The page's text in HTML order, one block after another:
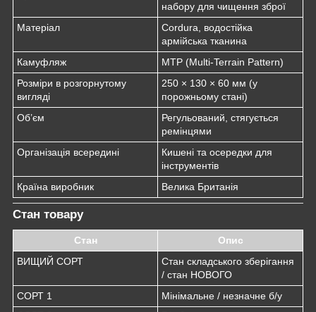
набору для чищення зброї
Матеріал
Cordura, водостійка
армійська тканина
Камуфляж
MTP (Multi-Terrain Pattern)
Розміри в розгорнутому
вигляді
250 × 130 × 60 мм (у
порожньому стані)
Об’єм
Регульований, стягується
ремінцями
Організація всередині
Кишені та осередки для
інструментів
Країна виробник
Велика Британія
Стан товару
Стан
Опис
ВИЩИЙ СОРТ
Стан складського зберігання
/ стан НОВОГО
СОРТ 1
Мінімальне / незначне б/у